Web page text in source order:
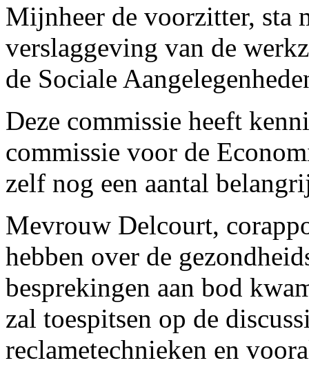
Mijnheer de voorzitter, sta
verslaggeving van de
de Sociale
Deze commissie heeft
commissie voor de
zelf nog een aantal
Mevrouw Delcourt,
hebben over de
besprekingen aan bod
zal toespitsen op de
reclametechnieken en